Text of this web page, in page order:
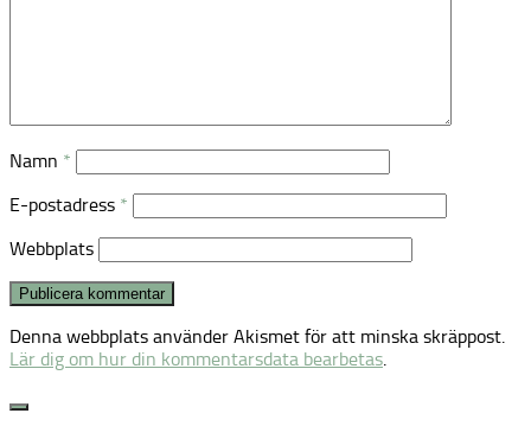
Namn *
E-postadress *
Webbplats
Denna webbplats använder Akismet för att minska skräppost.
Lär dig om hur din kommentarsdata bearbetas.